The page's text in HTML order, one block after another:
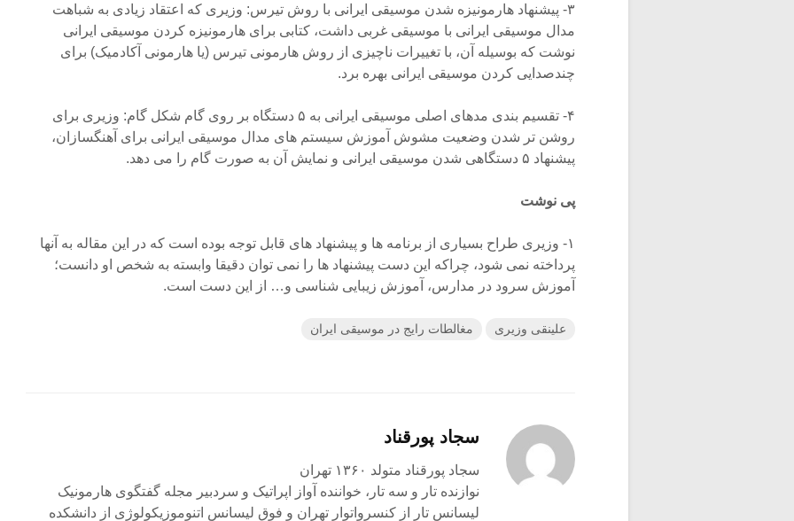
۳- پیشنهاد هارمونیزه شدن موسیقی ایرانی با روش تیرس: وزیری که اعتقاد زیادی به شباهت
مدال موسیقی ایرانی با موسیقی غربی داشت، کتابی برای هارمونیزه کردن موسیقی ایرانی
نوشت که بوسیله آن، با تغییرات ناچیزی از روش هارمونی تیرس (یا هارمونی آکادمیک) برای
چندصدایی کردن موسیقی ایرانی بهره برد.
۴- تقسیم بندی مدهای اصلی موسیقی ایرانی به ۵ دستگاه بر روی گام شکل گام: وزیری برای
روشن تر شدن وضعیت مشوش آموزش سیستم های مدال موسیقی ایرانی برای آهنگسازان،
پیشنهاد ۵ دستگاهی شدن موسیقی ایرانی و نمایش آن به صورت گام را می دهد.
پی نوشت
۱- وزیری طراح بسیاری از برنامه ها و پیشنهاد های قابل توجه بوده است که در این مقاله به آنها
پرداخته نمی شود، چراکه این دست پیشنهاد ها را نمی توان دقیقا وابسته به شخص او دانست؛
آموزش سرود در مدارس، آموزش زیبایی شناسی و… از این دست است.
علینقی وزیری مغالطات رایج در موسیقی ایران
سجاد پورقناد
سجاد پورقناد متولد ۱۳۶۰ تهران
نوازنده تار و سه تار، خواننده آواز اپراتیک و سردبیر مجله گفتگوی هارمونیک
لیسانس تار از کنسرواتوار تهران و فوق لیسانس اتنوموزیکولوژی از دانشکده